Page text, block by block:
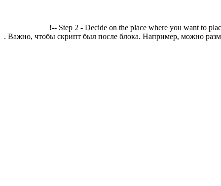
!-- Step 2 - Decide on the place where you want to
. Важно, чтобы скрипт был после блока. Например, можно